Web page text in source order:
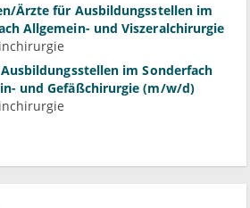
Ärzte für Ausbildungsstellen im
Allgemein- und Viszeralchirurgie
im Sonderfach
und Gefäßchirurgie (m/w/d)